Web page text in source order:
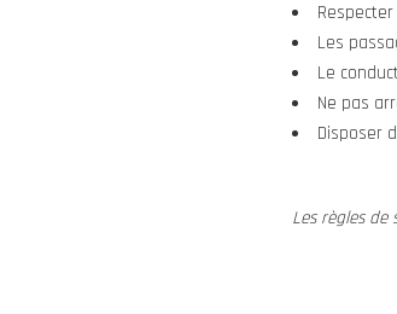
Les
Le
Ne pas
Disposer
Les règles de